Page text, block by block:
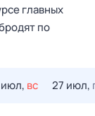
главных
по
вс 27 июл,